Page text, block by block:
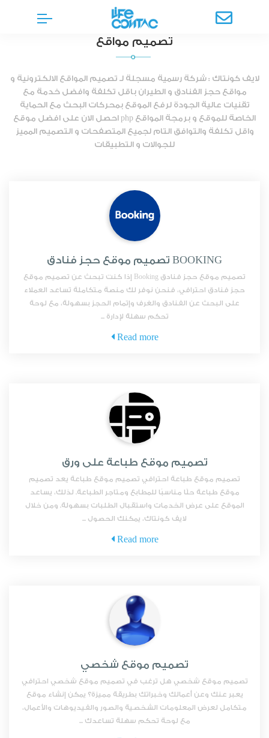
تصميم مواقع
لايف كونتاك : شركة رسمية مسجلة لـ تصميم المواقع الالكترونية و
مواقع حجز الفنادق و الطيران باقل تكلفة وافضل خدمة مع
تقنيات عالية الجودة لرفع الموقع بمحركات البحث مع الحماية
الخاصة للموقع و برمجة المواقع php احصل الان على افضل موقع
واقل تكلفة والتوافق التام لجميع المتصفحات و التصميم المميز
للجوالات و التطبيقات
تصميم موقع حجز فنادق BOOKING
تصميم موقع حجز فنادق Booking إذا كنت تبحث عن تصميم موقع
حجز فنادق احترافي، فنحن نوفر لك منصة متكاملة تساعد العملاء
على البحث عن الفنادق والغرف وإتمام الحجز بسهولة، مع لوحة
تحكم سهلة لإدارة ...
Read more
تصميم موقع طباعة على ورق
تصميم موقع طباعة احترافي تصميم موقع طباعة يعد تصميم
موقع طباعة حلًا مناسبًا للمطابع ومتاجر الطباعة. لذلك، يساعد
الموقع على عرض الخدمات واستقبال الطلبات بسهولة. ومن خلال
لايف كونتاك، يمكنك الحصول ...
Read more
تصميم موقع شخصي
تصميم موقع شخصي هل ترغب في تصميم موقع شخصي احترافي
يعبر عنك وعن أعمالك وخبراتك بطريقة مميزة؟ يمكن إنشاء موقع
متكامل لعرض المعلومات الشخصية والصور والفيديوهات والأعمال،
مع لوحة تحكم سهلة تساعدك ...